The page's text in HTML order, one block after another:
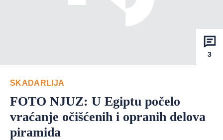
3
SKADARLIJA
FOTO NJUZ: U Egiptu počelo
vraćanje očišćenih i opranih delova
piramida